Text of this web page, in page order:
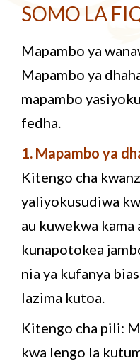
SOMO LA
Mapambo ya
Mapambo ya
mapambo
fedha.
1. Mapambo ya
Kitengo cha
yaliyokusudiwa
au kuwekwa kama
kunapotokea
nia ya kufanya
lazima kutoa.
Kitengo cha pili:
kwa lengo la